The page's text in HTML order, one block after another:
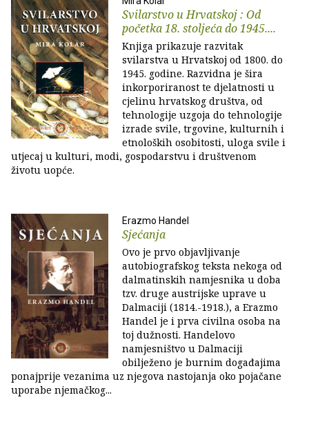
Svilarstvo u Hrvatskoj : Od
početka 18. stoljeća do 1945....
Knjiga prikazuje razvitak
svilarstva u Hrvatskoj od 1800. do
1945. godine. Razvidna je šira
inkorporiranost te djelatnosti u
cjelinu hrvatskog društva, od
tehnologije uzgoja do tehnologije
izrade svile, trgovine, kulturnih i
etnoloških osobitosti, uloga svile i
utjecaj u kulturi, modi, gospodarstvu i društvenom
životu uopće.
Erazmo Handel
Sjećanja
Ovo je prvo objavljivanje
autobiografskog teksta nekoga od
dalmatinskih namjesnika u doba
tzv. druge austrijske uprave u
Dalmaciji (1814.-1918.), a Erazmo
Handel je i prva civilna osoba na
toj dužnosti. Handelovo
namjesništvo u Dalmaciji
obilježeno je burnim događajima
ponajprije vezanima uz njegova nastojanja oko pojačane
uporabe njemačkog...